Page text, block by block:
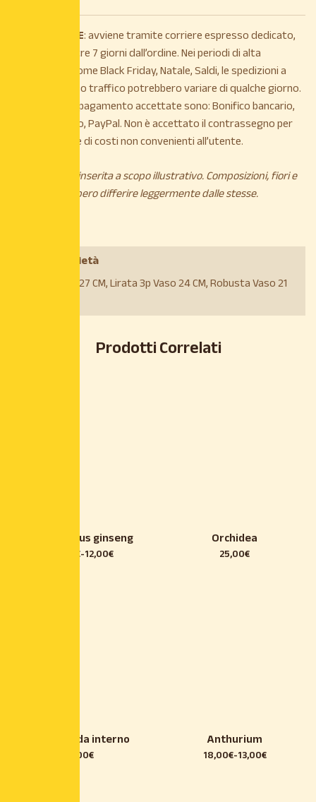
SPEDIZIONE: avviene tramite corriere espresso dedicato,
entro e non oltre 7 giorni dall’ordine. Nei periodi di alta
stagionalità, come Black Friday, Natale, Saldi, le spedizioni a
causa di intenso traffico potrebbero variare di qualche giorno.
Le modalità di pagamento accettate sono: Bonifico bancario,
Carta di credito, PayPal. Non è accettato il contrassegno per
maggiorazione di costi non convenienti all’utente.
*L’immagine è inserita a scopo illustrativo. Composizioni, fiori e
piante potrebbero differire leggermente dalle stesse.
Scegli la Varietà
Exotica Vaso 27 CM, Lirata 3p Vaso 24 CM, Robusta Vaso 21
Prodotti Correlati
Bonsai Ficus ginseng
12,00€
-
€
Orchidea
25,00€
Begonie da interno
6,00€
Anthurium
13,00€
-
18,00€